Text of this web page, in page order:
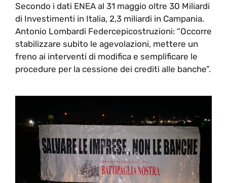
Secondo i dati ENEA al 31 maggio oltre 30 Miliardi
di Investimenti in Italia, 2,3 miliardi in Campania.
Antonio Lombardi Federcepicostruzioni: “Occorre
stabilizzare subito le agevolazioni, mettere un
freno ai interventi di modifica e semplificare le
procedure per la cessione dei crediti alle banche”.